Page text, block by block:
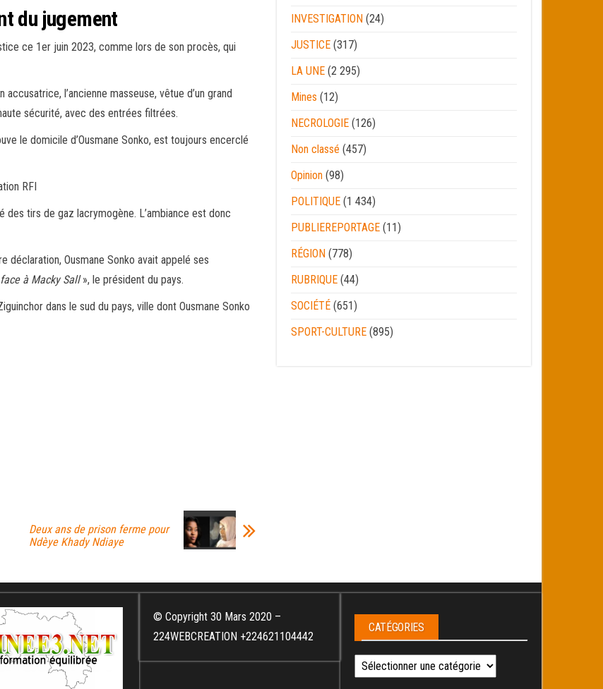
du jugement
ce 1er juin 2023, comme lors de son procès, qui
l’ancienne masseuse, vêtue d’un grand
sécurité, avec des entrées filtrées.
le domicile d’Ousmane Sonko, est toujours encerclé
RFI
tirs de gaz lacrymogène. L’ambiance est donc
déclaration, Ousmane Sonko avait appelé ses
à Macky Sall», le président du pays.
dans le sud du pays, ville dont Ousmane Sonko
Deux ans de prison ferme pour
Ndèye Khady Ndiaye
INVESTIGATION (24)
JUSTICE (317)
LA UNE (2 295)
Mines (12)
NECROLOGIE (126)
Non classé (457)
Opinion (98)
POLITIQUE (1 434)
PUBLIEREPORTAGE (11)
RÉGION (778)
RUBRIQUE (44)
SOCIÉTÉ (651)
SPORT-CULTURE (895)
© Copyright 30 Mars 2020 –
224WEBCREATION +224621104442
CATÉGORIES
Catégories